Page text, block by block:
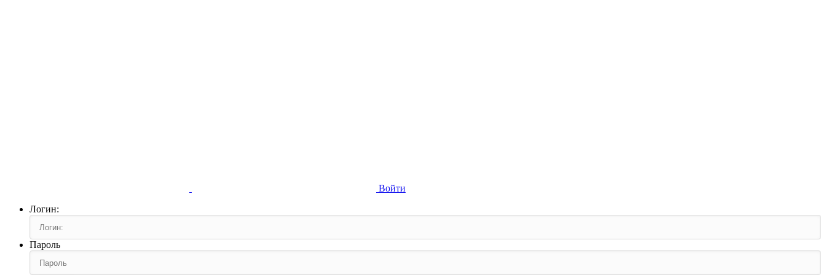
Войти
Логин:
Пароль